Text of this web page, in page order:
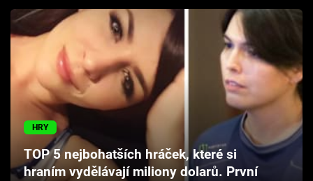
Filmy
Seriály
Hry
Cool Esport
Pořady
HRY
TOP 5 nejbohatších hráček, které si
hraním vydělávají miliony dolarů. První